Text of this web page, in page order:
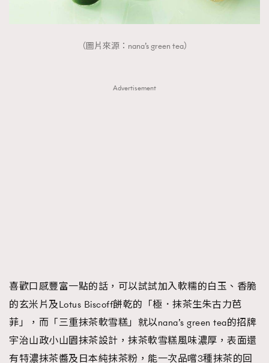
（圖片來源：nana’s green tea）
Advertisement
喜歡口感豐富一點的話，可以試試加入軟糯的白玉、香脆
的玄米片及Lotus Biscoff餅乾的「極．抹茶生朱古力芭
菲」，而「三重抹茶軟雪糕」就以nana’s green tea的招牌
宇治山政小山園抹茶設計，抹茶軟雪糕風味濃厚，表面還
有特濃抹茶醬及日本純抹茶粉，能一次品嚐3種抹茶的回